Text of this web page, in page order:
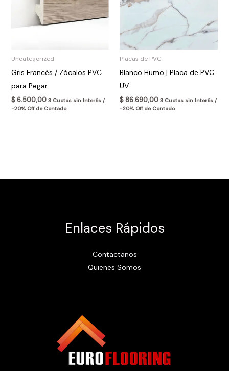
Uncategorized
Gris Francés / Zócalos PVC
para Pegar
$6.500,00 3 Cuotas sin Interés /
-20% Off de Contado
Placas de PVC
Blanco Humo | Placa de PVC
UV
$86.690,00 3 Cuotas sin Interés /
-20% Off de Contado
Enlaces Rápidos
Contactanos
Quienes Somos